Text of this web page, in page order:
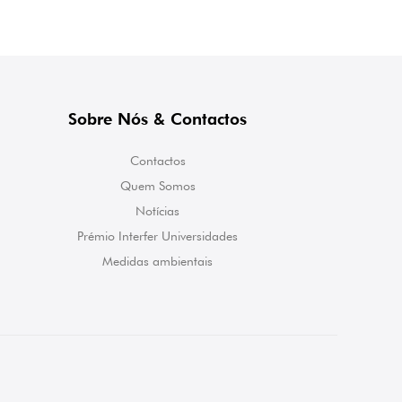
Sobre Nós & Contactos
Contactos
Quem Somos
Notícias
Prémio Interfer Universidades
Medidas ambientais